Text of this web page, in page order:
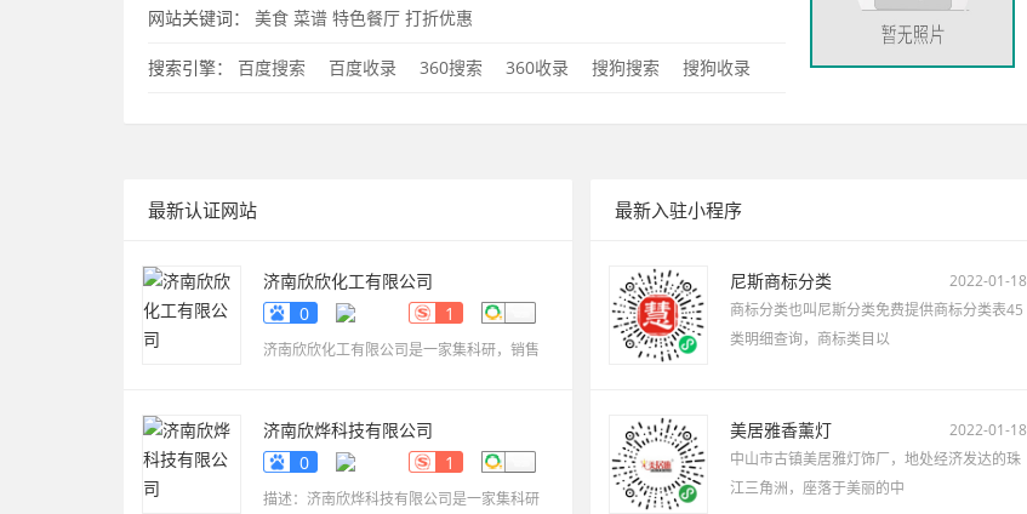
网站关键词： 美食 菜谱 特色餐厅 打折优惠
搜索引擎： 百度搜索 百度收录 360搜索 360收录 搜狗搜索 搜狗收录
最新认证网站
济南欣欣化工有限公司
www.sdyueqian.cn
0 1
济南欣欣化工有限公司是一家集科研，销售
济南欣烨科技有限公司
www.sdkaikai.cn
0 1
描述：济南欣烨科技有限公司是一家集科研
最新入驻小程序
尼斯商标分类
2022-01-18
商标分类也叫尼斯分类免费提供商标分类表45
类明细查询，商标类目以
美居雅香薰灯
2022-01-18
中山市古镇美居雅灯饰厂，地处经济发达的珠
江三角洲，座落于美丽的中